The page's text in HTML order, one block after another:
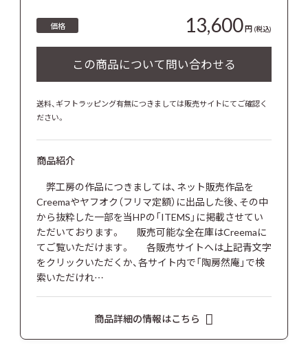
価格 13,600円 (税込)
送料、ギフトラッピング有無につきましては販売サイトにてご確認く
ださい。
商品紹介
弊工房の作品につきましては、ネット販売作品を
Creemaやヤフオク（フリマ定額）に出品した後、その中
から抜粋した一部を当HPの「ITEMS」に掲載させてい
ただいております。 販売可能な全在庫はCreemaに
てご覧いただけます。 各販売サイトへは上記青文字
をクリックいただくか、各サイト内で「陶房然庵」で検
索いただけれ…
商品詳細の情報はこちら